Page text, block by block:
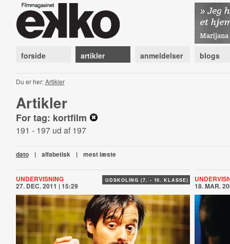
forside artikler anmeldelser blogs
Du er her:Artikler
Artikler
For tag: kortfilm
191 - 197 ud af 197
dato | alfabetisk | mest læste
UDSKOLING (7. - 10. KLASSE)
UNDERVISNING
27. DEC. 2011 | 15:29 18. MAR.